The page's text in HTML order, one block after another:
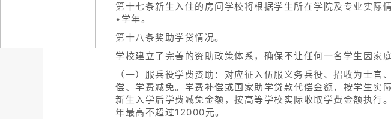
第十七条新生入住的房间学校将根据学生所在学院及专业实
•学年。
第十八条奖助学贷情况。
学校建立了完善的资助政策体系，确保不让任何一名学生因家
（一）服兵役学费资助：对应征入伍服义务兵役、招收为士
偿、学费减免。学费补偿或国家助学贷款代偿金额，按学生实
新生入学后学费减免金额，按高等学校实际收取学费金额执行
年最高不超过12000元。